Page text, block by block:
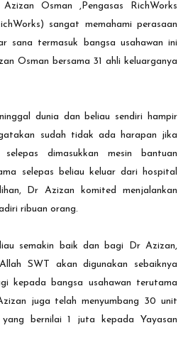
Osman ,Pengasas RichWorks
sangat memahami perasaan
sana termasuk bangsa usahawan ini
Osman bersama 31 ahli keluarganya
dunia dan beliau sendiri hampir
sudah tidak ada harapan jika
dimasukkan mesin bantuan
selepas beliau keluar dari hospital
Dr Azizan komited menjalankan
ribuan orang.
semakin baik dan bagi Dr Azizan,
SWT akan digunakan sebaiknya
kepada bangsa usahawan terutama
juga telah menyumbang 30 unit
bernilai 1 juta kepada Yayasan